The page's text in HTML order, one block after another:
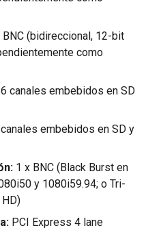
BNC (bidireccional, 12-bit
como
canales embebidos en SD
embebidos en SD y
1 x BNC (Black Burst en
y 1080i59.94; o Tri-
PCI Express 4 lane